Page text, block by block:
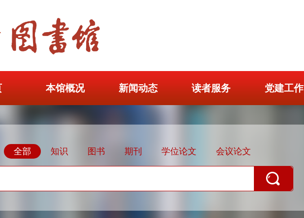
本馆概况 新闻动态 读者服务 党建工作
全部 知识 图书 期刊 学位论文 会议论文